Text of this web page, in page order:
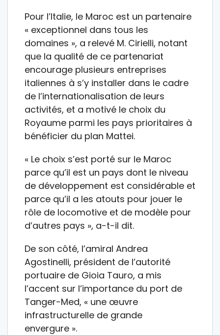
Pour l’Italie, le Maroc est un partenaire
« exceptionnel dans tous les
domaines », a relevé M. Cirielli, notant
que la qualité de ce partenariat
encourage plusieurs entreprises
italiennes à s’y installer dans le cadre
de l’internationalisation de leurs
activités, et a motivé le choix du
Royaume parmi les pays prioritaires à
bénéficier du plan Mattei.
« Le choix s’est porté sur le Maroc
parce qu’il est un pays dont le niveau
de développement est considérable et
parce qu’il a les atouts pour jouer le
rôle de locomotive et de modèle pour
d’autres pays », a-t-il dit.
De son côté, l’amiral Andrea
Agostinelli, président de l’autorité
portuaire de Gioia Tauro, a mis
l’accent sur l’importance du port de
Tanger-Med, « une œuvre
infrastructurelle de grande
envergure ».